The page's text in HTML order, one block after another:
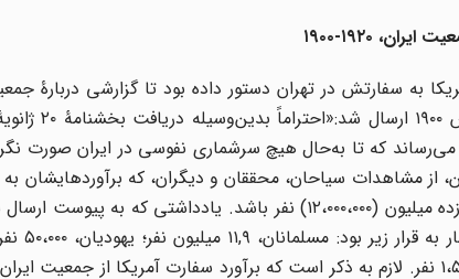
۱۹۲۰-۱۹۰۰
امور خارجه آمریکا به سفارتش در تهران دستور داده بود تا گزارشی
که تا به‌حال هیچ سرشماری نفوسی در ایران صورت
از مشاهدات سیاحان، محققان و دیگران، که برآوردهایشان
آید که جمعیت کنونی ایران در حدود دوازده میلیون (۱۲،۰۰۰،۰۰۰) نفر